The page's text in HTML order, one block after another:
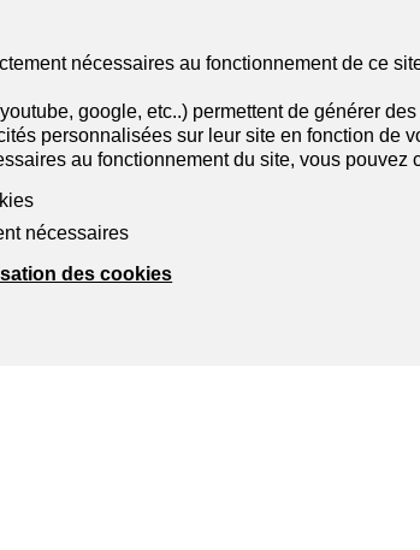
nécessaires au fonctionnement de ce
google, etc..) permettent de générer
personnalisées sur leur site en fonction de
au fonctionnement du site, vous pouvez
nécessaires
des cookies